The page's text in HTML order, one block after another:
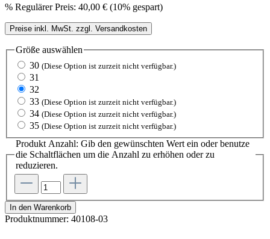
% Regulärer Preis: 40,00 € (10% gespart)
Preise inkl. MwSt. zzgl. Versandkosten
Größe auswählen
30 (Diese Option ist zurzeit nicht verfügbar.)
31
32
33 (Diese Option ist zurzeit nicht verfügbar.)
34 (Diese Option ist zurzeit nicht verfügbar.)
35 (Diese Option ist zurzeit nicht verfügbar.)
Produkt Anzahl: Gib den gewünschten Wert ein oder benutze
die Schaltflächen um die Anzahl zu erhöhen oder zu
reduzieren.
In den Warenkorb
Produktnummer: 40108-03